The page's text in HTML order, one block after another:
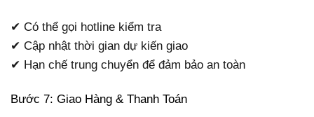
✔ Có thể gọi hotline kiểm tra
✔ Cập nhật thời gian dự kiến giao
✔ Hạn chế trung chuyển để đảm bảo an toàn
Bước 7: Giao Hàng & Thanh Toán